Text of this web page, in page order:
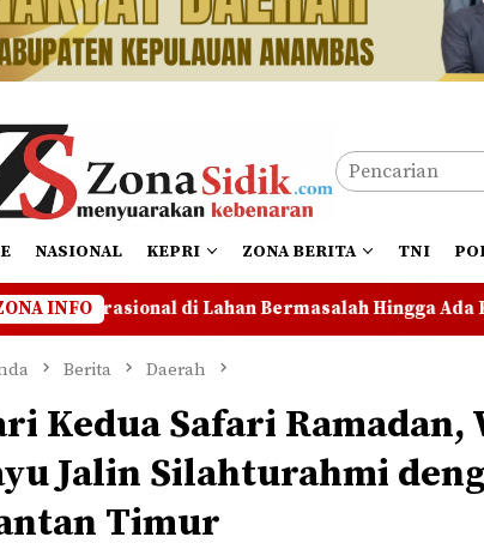
NASIONAL KEPRI ZONA BERITA TNI
INFO
Bermasalah Hingga Ada Kejelasan Zuhardi
Berita Daerah
Kedua Safari Ramadan,
Jalin Silahturahmi
Timur